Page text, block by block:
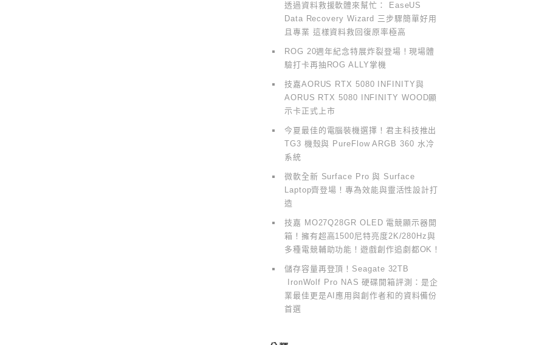
透過資料救援軟體來幫忙： EaseUS
Data Recovery Wizard 三步驟簡單好用
且專業 這樣資料救回復原率極高
ROG 20週年紀念特展炸裂登場！現場體
驗打卡再抽ROG ALLY掌機
技嘉AORUS RTX 5080 INFINITY與
AORUS RTX 5080 INFINITY WOOD顯
示卡正式上市
今夏最佳的電腦裝機選擇！君主科技推出
TG3 機殼與 PureFlow ARGB 360 水冷
系統
微軟全新 Surface Pro 與 Surface
Laptop齊登場！專為效能與靈活性設計打
造
技嘉 MO27Q28GR OLED 電競顯示器開
箱！擁有超高1500尼特亮度2K/280Hz與
多種電競輔助功能！遊戲創作追劇都OK！
儲存容量再登頂！Seagate 32TB
IronWolf Pro NAS 硬碟開箱評測：是企
業最佳更是AI應用與創作者和的資料備份
首選